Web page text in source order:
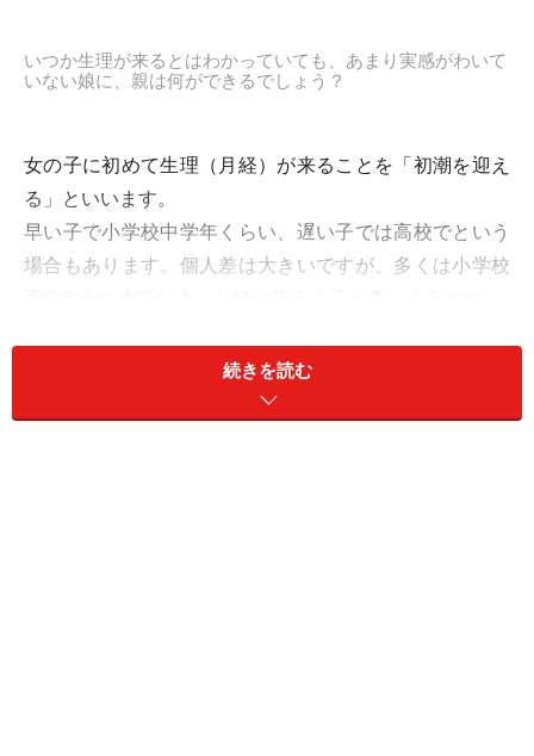
いつか生理が来るとはわかっていても、あまり実感がわいて
いない娘に、親は何ができるでしょう？
女の子に初めて生理（月経）が来ることを「初潮を迎え
る」といいます。
早い子で小学校中学年くらい、遅い子では高校でという
場合もあります。個人差は大きいですが、多くは小学校
少量の出血から始まることが多いようですが、いきなり
大量に出血する子もいます。出血は病気や事故を連想さ
続きを読む